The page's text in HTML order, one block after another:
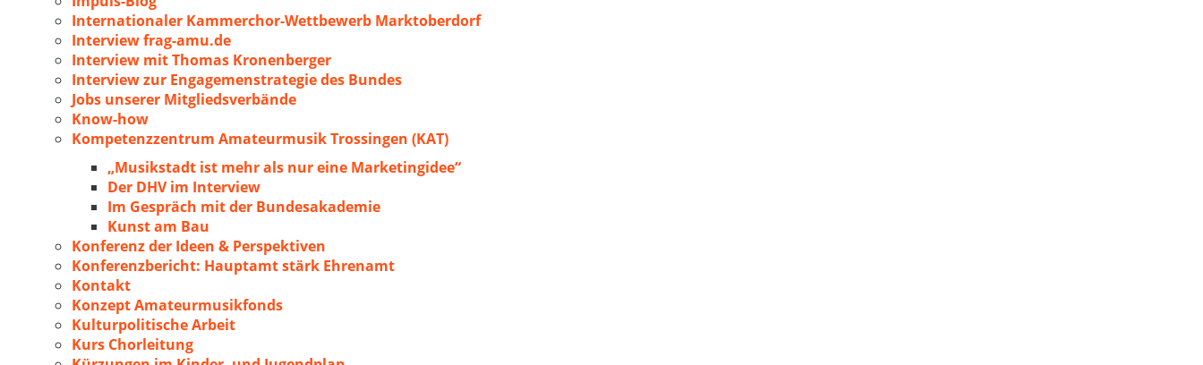
Internationaler Kammerchor-Wettbewerb Marktoberdorf
Interview frag-amu.de
Interview mit Thomas Kronenberger
Interview zur Engagemenstrategie des Bundes
Jobs unserer Mitgliedsverbände
Know-how
Kompetenzzentrum Amateurmusik Trossingen (KAT)
„Musikstadt ist mehr als nur eine Marketingidee“
Der DHV im Interview
Im Gespräch mit der Bundesakademie
Kunst am Bau
Konferenz der Ideen & Perspektiven
Konferenzbericht: Hauptamt stärk Ehrenamt
Kontakt
Konzept Amateurmusikfonds
Kulturpolitische Arbeit
Kurs Chorleitung